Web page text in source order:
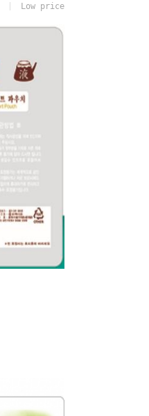
Low price